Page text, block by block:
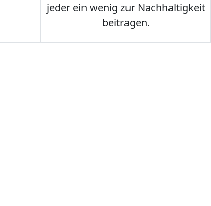
jeder ein wenig zur Nachhaltigkeit
beitragen.